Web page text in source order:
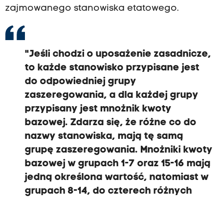
zajmowanego stanowiska etatowego.
"Jeśli chodzi o uposażenie zasadnicze,
to każde stanowisko przypisane jest
do odpowiedniej grupy
zaszeregowania, a dla każdej grupy
przypisany jest mnożnik kwoty
bazowej. Zdarza się, że różne co do
nazwy stanowiska, mają tę samą
grupę zaszeregowania. Mnożniki kwoty
bazowej w grupach 1-7 oraz 15-16 mają
jedną określona wartość, natomiast w
grupach 8-14, do czterech różnych